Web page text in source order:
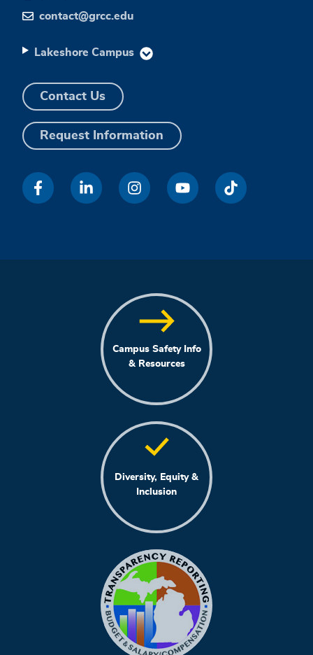
contact@grcc.edu
Lakeshore Campus
Contact Us
Request Information
Campus Safety Info
& Resources
Diversity, Equity &
Inclusion